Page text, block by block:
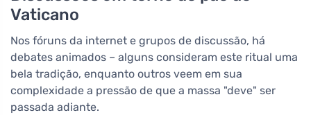
Vaticano
Nos fóruns da internet e grupos de discussão, há
debates animados – alguns consideram este ritual uma
bela tradição, enquanto outros veem em sua
complexidade a pressão de que a massa "deve" ser
passada adiante.